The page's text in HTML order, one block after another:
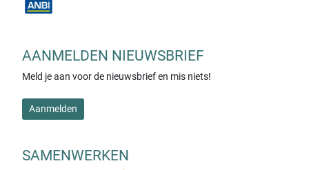
AANMELDEN NIEUWSBRIEF
Meld je aan voor de nieuwsbrief en mis niets!
Aanmelden
SAMENWERKEN